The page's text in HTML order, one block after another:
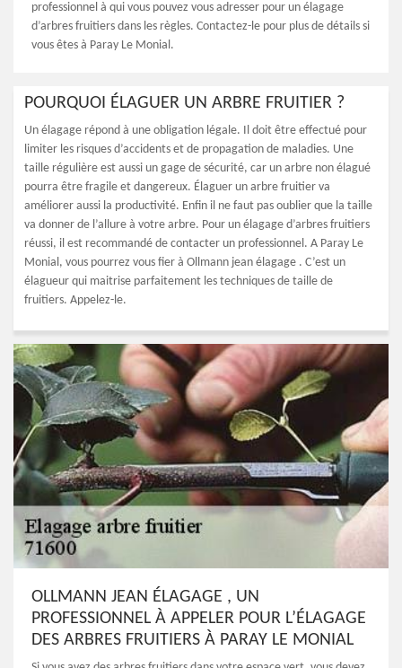
professionnel à qui vous pouvez vous adresser pour un élagage
d’arbres fruitiers dans les règles. Contactez-le pour plus de détails si
vous êtes à Paray Le Monial.
POURQUOI ÉLAGUER UN ARBRE FRUITIER ?
Un élagage répond à une obligation légale. Il doit être effectué pour
limiter les risques d’accidents et de propagation de maladies. Une
taille régulière est aussi un gage de sécurité, car un arbre non élagué
pourra être fragile et dangereux. Élaguer un arbre fruitier va
améliorer aussi la productivité. Enfin il ne faut pas oublier que la taille
va donner de l’allure à votre arbre. Pour un élagage d’arbres fruitiers
réussi, il est recommandé de contacter un professionnel. A Paray Le
Monial, vous pourrez vous fier à Ollmann jean élagage . C’est un
élagueur qui maitrise parfaitement les techniques de taille de
fruitiers. Appelez-le.
OLLMANN JEAN ÉLAGAGE , UN
PROFESSIONNEL À APPELER POUR L’ÉLAGAGE
DES ARBRES FRUITIERS À PARAY LE MONIAL